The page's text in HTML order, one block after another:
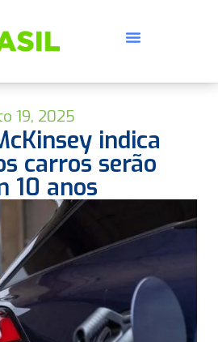
19, 2025
indica
carros serão
10 anos